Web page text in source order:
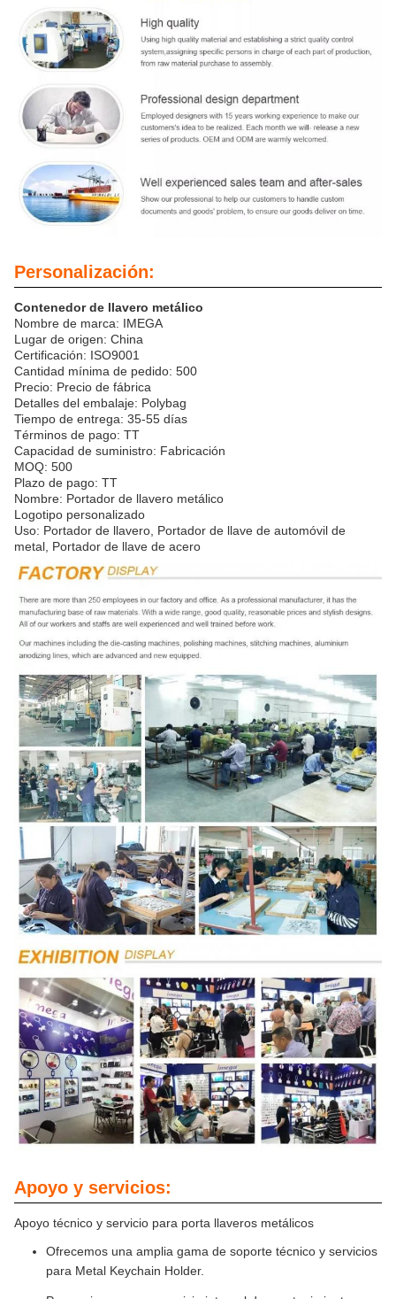
Personalización:
Contenedor de llavero metálico
Nombre de marca: IMEGA
Lugar de origen: China
Certificación: ISO9001
Cantidad mínima de pedido: 500
Precio: Precio de fábrica
Detalles del embalaje: Polybag
Tiempo de entrega: 35-55 días
Términos de pago: TT
Capacidad de suministro: Fabricación
MOQ: 500
Plazo de pago: TT
Nombre: Portador de llavero metálico
Logotipo personalizado
Uso: Portador de llavero, Portador de llave de automóvil de
metal, Portador de llave de acero
Apoyo y servicios:
Apoyo técnico y servicio para porta llaveros metálicos
Ofrecemos una amplia gama de soporte técnico y servicios
para Metal Keychain Holder.